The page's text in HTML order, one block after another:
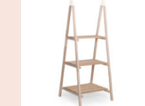
AJOUTER AU
PANIER
/
DÉTAILS